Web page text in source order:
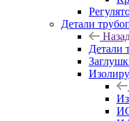
Детали
Детали